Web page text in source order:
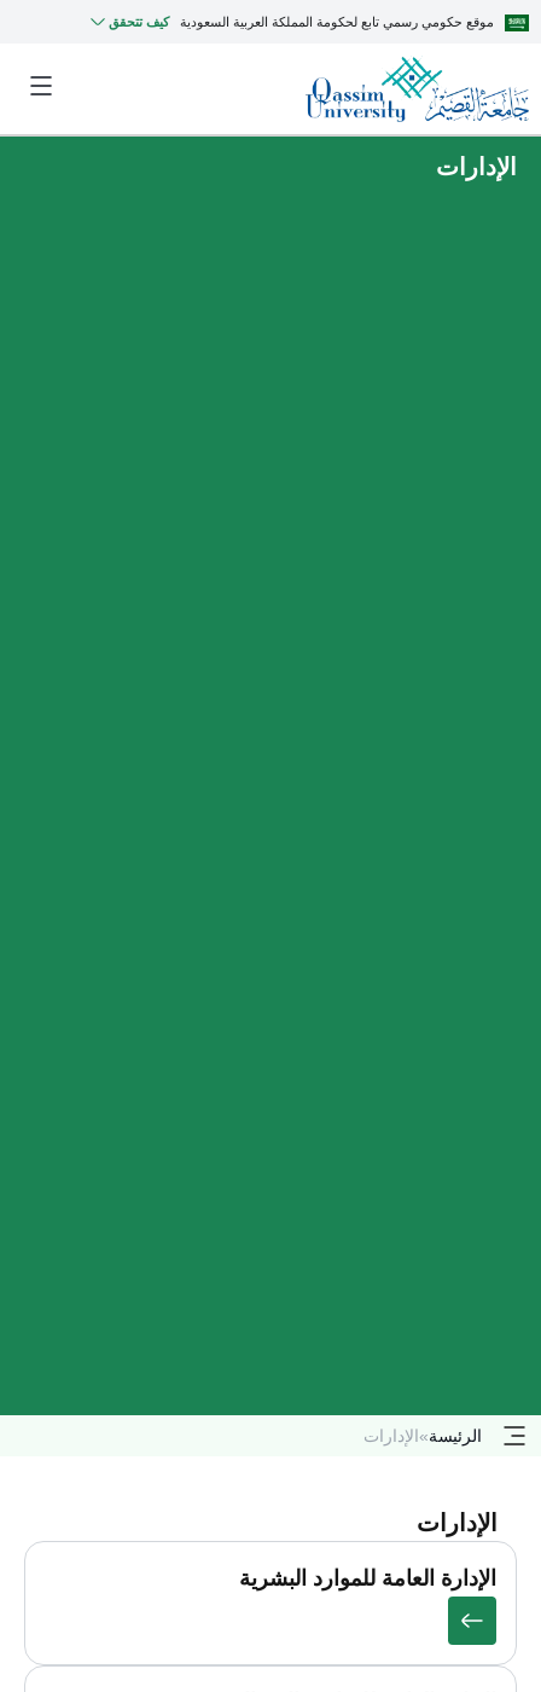
موقع حكومي رسمي تابع لحكومة المملكة العربية السعودية كيف تتحقق
الإدارات
الرئيسة» الإدارات
الإدارات
الإدارة العامة للموارد البشرية